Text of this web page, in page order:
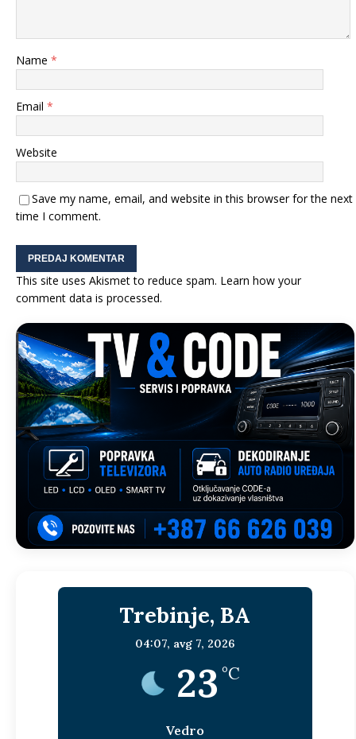
Name *
Email *
Website
Save my name, email, and website in this browser for the next
time I comment.
This site uses Akismet to reduce spam. Learn how your
comment data is processed.
Trebinje, BA
04:07, avg 7, 2026
23 °C
Vedro